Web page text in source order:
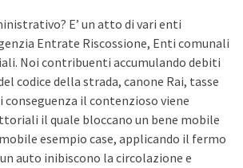
E’ un atto di vari enti
Entrate Riscossione, Enti comunali
Noi contribuenti accumulando debiti
codice della strada, canone Rai, tasse
conseguenza il contenzioso viene
il quale bloccano un bene mobile
esempio case, applicando il fermo
auto inibiscono la circolazione e